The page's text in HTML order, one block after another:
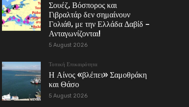
Σουέζ, Βόσπορος και
Γιβραλτάρ δεν σημαίνουν
Γολιάθ, με την Ελλάδα Δαβίδ –
Ανταγωνίζονται!
5 August 2026
Τοπική Επικαιρότητα
Η Αίνος «βλέπει» Σαμοθράκη
και Θάσο
5 August 2026